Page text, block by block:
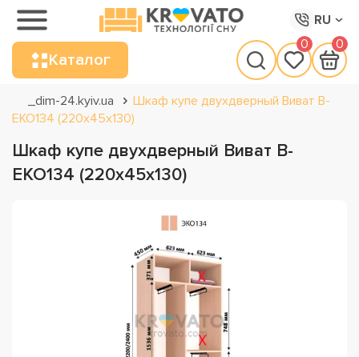
RU
Каталог
0 0
_dim-24.kyiv.ua
Шкаф купе двухдверный Виват В-
ЕКО134 (220х45х130)
Шкаф купе двухдверный Виват В-
ЕКО134 (220х45х130)